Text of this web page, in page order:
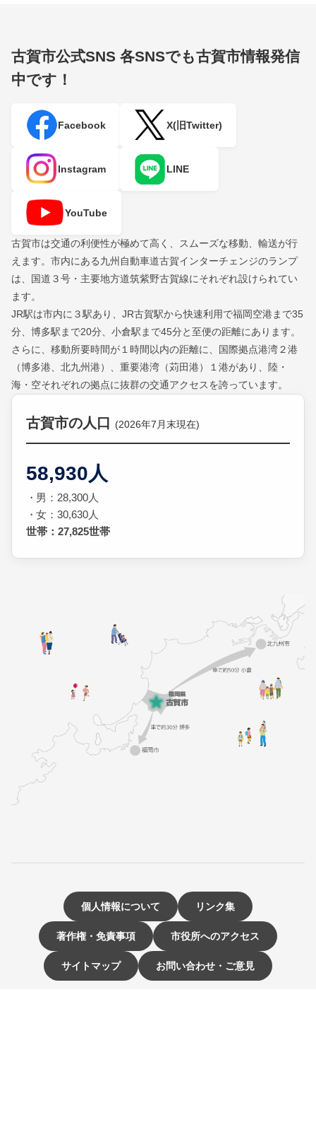
古賀市公式SNS 各SNSでも古賀市情報発信
中です！
Facebook X(旧Twitter)
Instagram LINE
YouTube
古賀市は交通の利便性が極めて高く、スムーズな移動、輸送が行
えます。市内にある九州自動車道古賀インターチェンジのランプ
は、国道３号・主要地方道筑紫野古賀線にそれぞれ設けられてい
ます。
JR駅は市内に３駅あり、JR古賀駅から快速利用で福岡空港まで35
分、博多駅まで20分、小倉駅まで45分と至便の距離にあります。
さらに、移動所要時間が１時間以内の距離に、国際拠点港湾２港
（博多港、北九州港）、重要港湾（苅田港）１港があり、陸・
海・空それぞれの拠点に抜群の交通アクセスを誇っています。
古賀市の人口 (2026年7月末現在)
58,930人
男：28,300人
女：30,630人
世帯：27,825世帯
個人情報について リンク集
著作権・免責事項 市役所へのアクセス
サイトマップ お問い合わせ・ご意見